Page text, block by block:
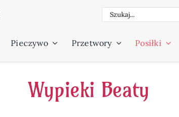
Szukaj
Pieczywo Przetwory Posiłki
Wypieki Beaty